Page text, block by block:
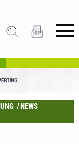
NEWS